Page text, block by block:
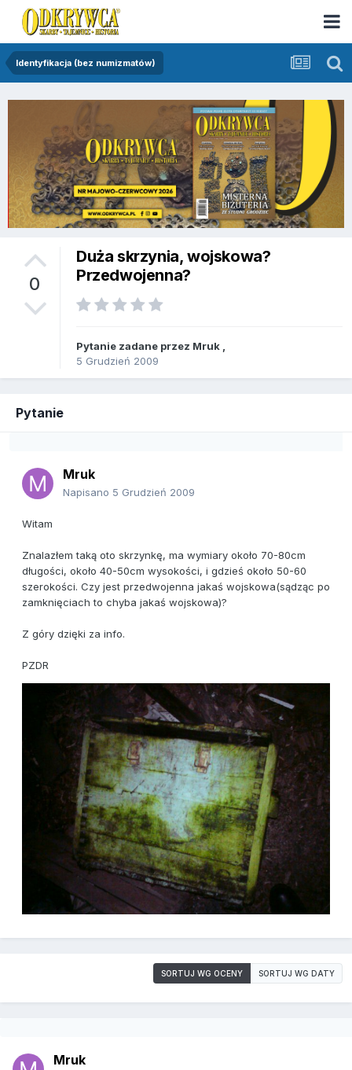
Identyfikacja (bez numizmatów)
0
Duża skrzynia, wojskowa?
Przedwojenna?
Pytanie zadane przez Mruk
5 Grudzień 2009
Pytanie
Mruk
Napisano 5 Grudzień 2009
Witam
Znalazłem taką oto skrzynkę, ma wymiary około 70-80cm
długości, około 40-50cm wysokości, i gdzieś około 50-60
szerokości. Czy jest przedwojenna jakaś wojskowa(sądząc po
zamknięciach to chyba jakaś wojskowa)?
Z góry dzięki za info.
PZDR
SORTUJ WG OCENY SORTUJ WG DATY
Mruk